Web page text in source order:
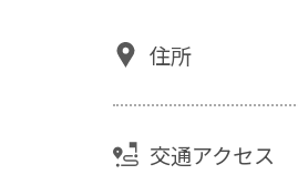
住所
交通アクセス